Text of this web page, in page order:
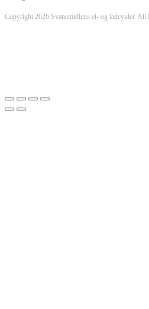
Copyright 2026 Svanemøllens el- og ladcykler. All